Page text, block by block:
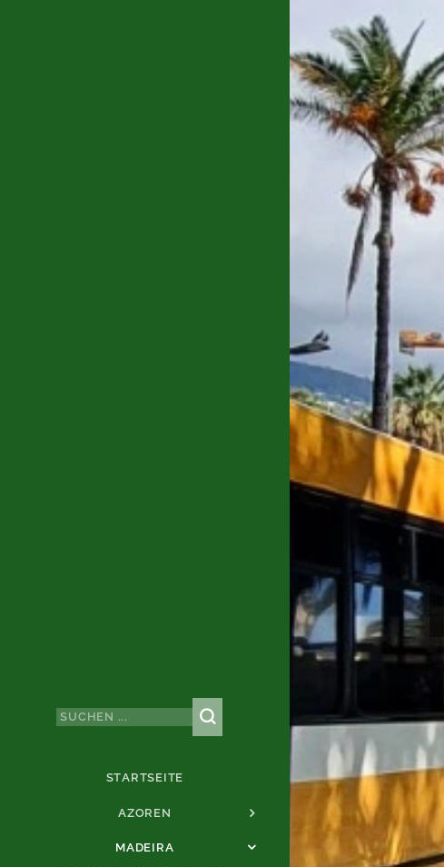
STARTSEITE
AZOREN
MADEIRA